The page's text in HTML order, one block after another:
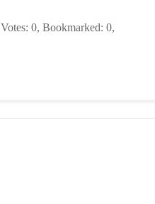
0, Bookmarked: 0,